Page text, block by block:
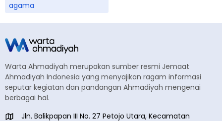
agama
Warta Ahmadiyah merupakan sumber resmi Jemaat
Ahmadiyah Indonesia yang menyajikan ragam informasi
seputar kegiatan dan pandangan Ahmadiyah mengenai
berbagai hal.
Jln. Balikpapan III No. 27 Petojo Utara, Kecamatan